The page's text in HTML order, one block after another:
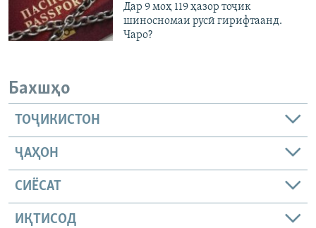
Дар 9 моҳ 119 ҳазор тоҷик
шиносномаи русӣ гирифтаанд.
Чаро?
Бахшҳо
ТОҶИКИСТОН
ҶАҲОН
СИЁСАТ
ИҚТИСОД